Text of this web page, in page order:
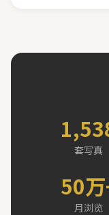
套写真
50
月浏览